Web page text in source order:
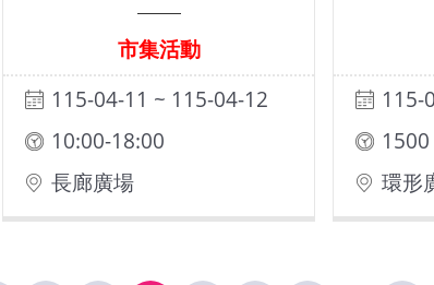
市集活動
115-04-11 ~ 115-04-12
10:00-18:00
長廊廣場
115-
環形